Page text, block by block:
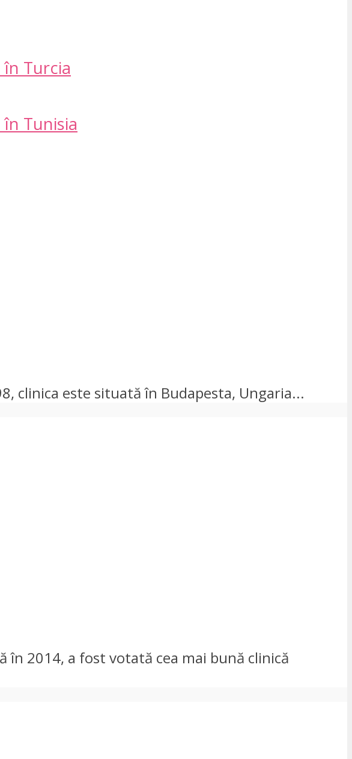
Turcia
Tunisia
clinica este situată în Budapesta, Ungaria...
în 2014, a fost votată cea mai bună clinică